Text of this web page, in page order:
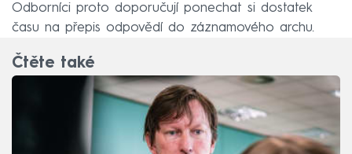
Odborníci proto doporučují ponechat si dostatek
času na přepis odpovědí do záznamového archu.
Čtěte také